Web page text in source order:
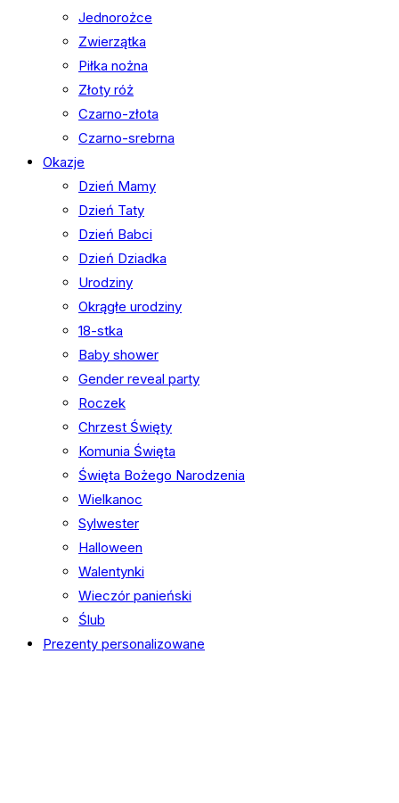
Jednorożce
Zwierzątka
Piłka nożna
Złoty róż
Czarno-złota
Czarno-srebrna
Okazje
Dzień Mamy
Dzień Taty
Dzień Babci
Dzień Dziadka
Urodziny
Okrągłe urodziny
18-stka
Baby shower
Gender reveal party
Roczek
Chrzest Święty
Komunia Święta
Święta Bożego Narodzenia
Wielkanoc
Sylwester
Halloween
Walentynki
Wieczór panieński
Ślub
Prezenty personalizowane